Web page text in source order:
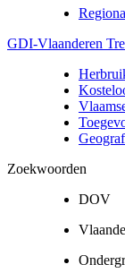
GDI-Vlaanderen
Zoekwoorden
DOV